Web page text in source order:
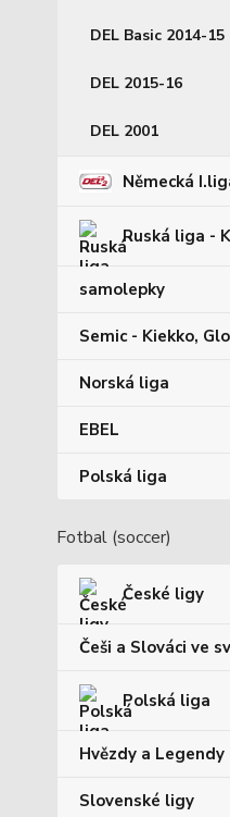
DEL Basic 2014-15
DEL 2015-16
DEL 2001
Německá
Ruská liga -
samolepky
Semic - Kiekko,
Norská liga
EBEL
Polská liga
Fotbal (soccer)
České ligy
Češi a Slováci ve
Polská liga
Hvězdy a Legendy
Slovenské ligy